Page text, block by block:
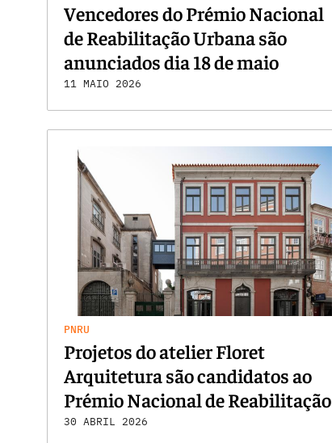
Vencedores do Prémio Nacional
de Reabilitação Urbana são
anunciados dia 18 de maio
11 MAIO 2026
PNRU
Projetos do atelier Floret
Arquitetura são candidatos ao
Prémio Nacional de Reabilitação
Urbana
30 ABRIL 2026